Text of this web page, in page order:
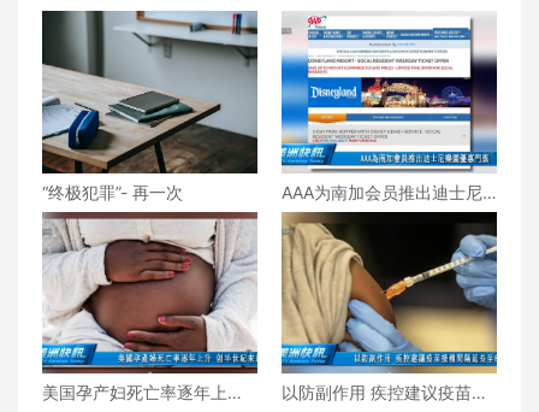
“终极犯罪”- 再一次
AAA为南加会员推出迪士尼
乐园优惠门票
美国孕产妇死亡率逐年上升
以防副作用 疾控建议疫苗接